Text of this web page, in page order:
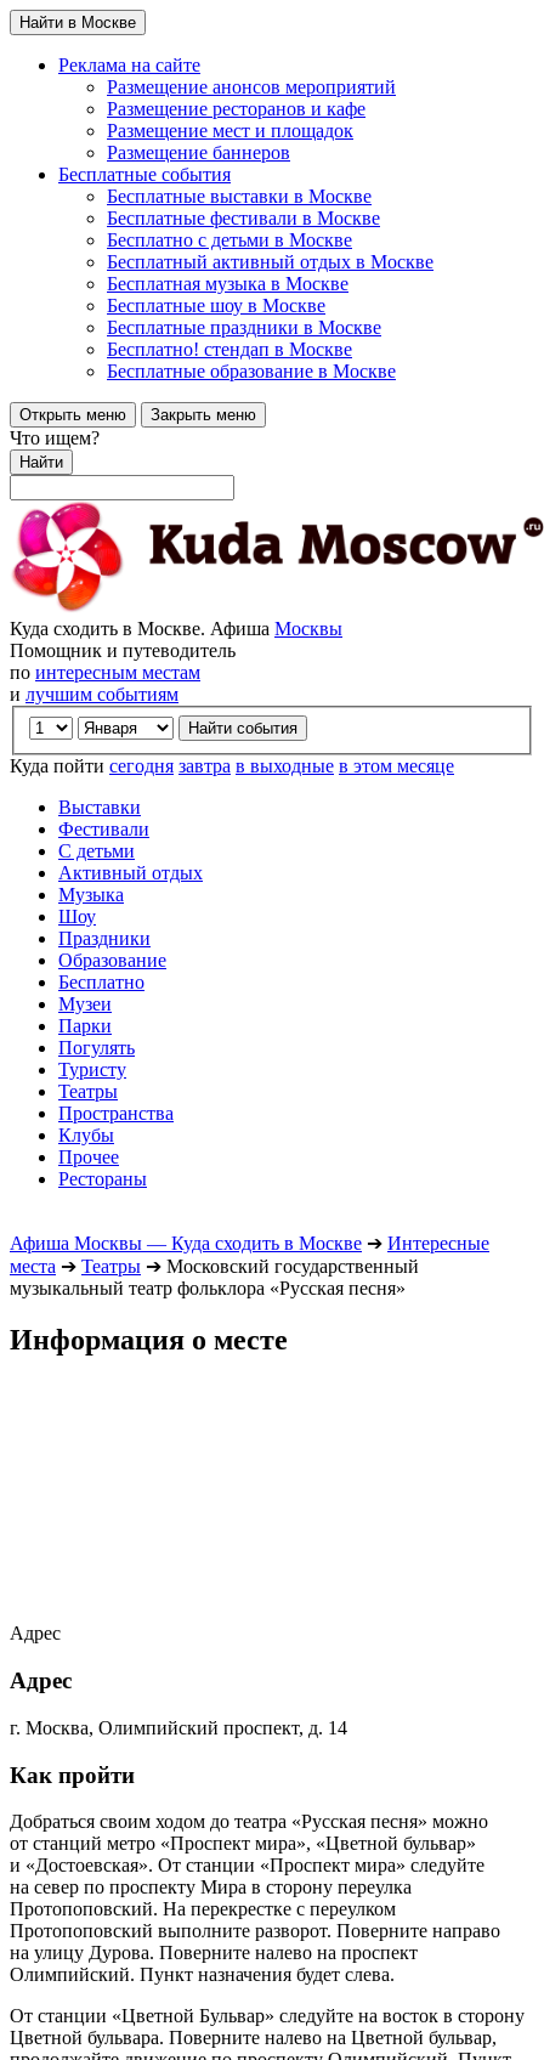
Найти в Москве
Реклама на сайте
Размещение анонсов мероприятий
Размещение ресторанов и кафе
Размещение мест и площадок
Размещение баннеров
Бесплатные события
Бесплатные выставки в Москве
Бесплатные фестивали в Москве
Бесплатно с детьми в Москве
Бесплатный активный отдых в Москве
Бесплатная музыка в Москве
Бесплатные шоу в Москве
Бесплатные праздники в Москве
Бесплатно! стендап в Москве
Бесплатные образование в Москве
Открыть меню Закрыть меню
Что ищем?
Найти
Куда сходить в Москве. Афиша Москвы
Помощник и путеводитель
по интересным местам
и лучшим событиям
Куда пойти сегодня завтра в выходные в этом месяце
Выставки
Фестивали
С детьми
Активный отдых
Музыка
Шоу
Праздники
Образование
Бесплатно
Музеи
Парки
Погулять
Туристу
Театры
Пространства
Клубы
Прочее
Рестораны
Афиша Москвы — Куда сходить в Москве ➔ Интересные
места ➔ Театры ➔ Московский государственный
музыкальный театр фольклора «Русская песня»
Информация о месте
Адрес
Адрес
г. Москва, Олимпийский проспект, д. 14
Как пройти
Добраться своим ходом до театра «Русская песня» можно
от станций метро «Проспект мира», «Цветной бульвар»
и «Достоевская». От станции «Проспект мира» следуйте
на север по проспекту Мира в сторону переулка
Протопоповский. На перекрестке с переулком
Протопоповский выполните разворот. Поверните направо
на улицу Дурова. Поверните налево на проспект
Олимпийский. Пункт назначения будет слева.
От станции «Цветной Бульвар» следуйте на восток в сторону
Цветной бульвара. Поверните налево на Цветной бульвар,